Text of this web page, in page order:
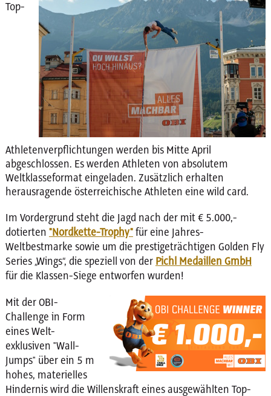
Top-
Athletenverpflichtungen werden bis Mitte April
abgeschlossen. Es werden Athleten von absolutem
Weltklasseformat eingeladen. Zusätzlich erhalten
herausragende österreichische Athleten eine wild card.
Im Vordergrund steht die Jagd nach der mit € 5.000,-
dotierten "Nordkette-Trophy"für eine Jahres-
Weltbestmarke sowie um die prestigeträchtigen Golden Fly
Series „Wings“, die speziell von der Pichl Medaillen GmbH
für die Klassen-Siege entworfen wurden!
Mit der OBI-
Challenge in Form
eines Welt-
exklusiven "Wall-
Jumps" über ein 5 m
hohes, materielles
Hindernis wird die Willenskraft eines ausgewählten Top-